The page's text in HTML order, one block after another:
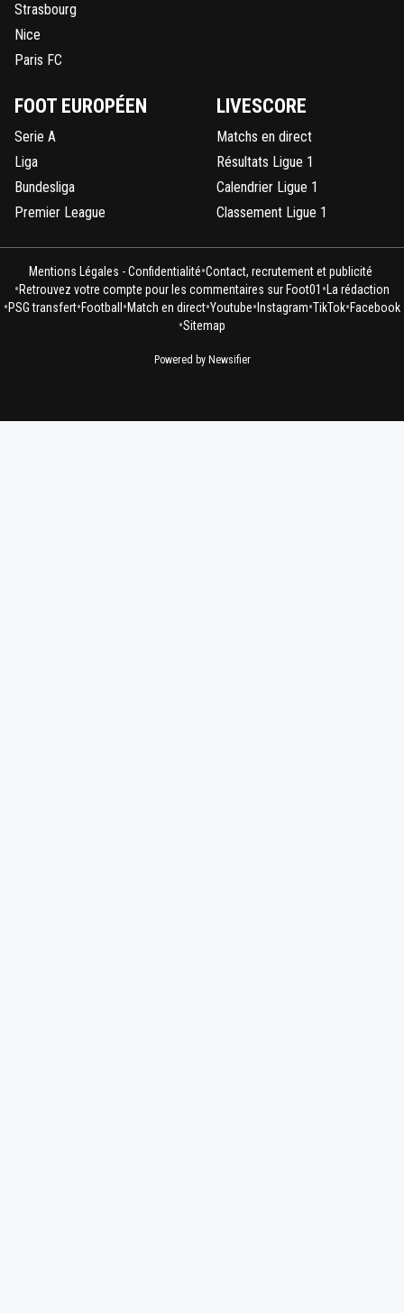
Strasbourg
Nice
Paris FC
FOOT EUROPÉEN
Serie A
Liga
Bundesliga
Premier League
LIVESCORE
Matchs en direct
Résultats Ligue 1
Calendrier Ligue 1
Classement Ligue 1
Mentions Légales - Confidentialité•Contact, recrutement et publicité
•Retrouvez votre compte pour les commentaires sur Foot01 • La rédaction
•PSG transfert•Football •Match en direct•Youtube• Instagram•TikTok•Facebook
•Sitemap
Powered by Newsifier